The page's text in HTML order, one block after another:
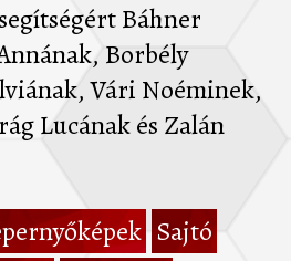
Báhner
Borbély
Vári Noéminek,
Lucának és Zalán
Sajtó